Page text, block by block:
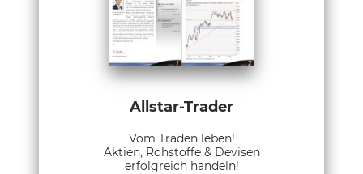
Allstar-Trader
Vom Traden leben!
Aktien, Rohstoffe & Devisen
erfolgreich handeln!